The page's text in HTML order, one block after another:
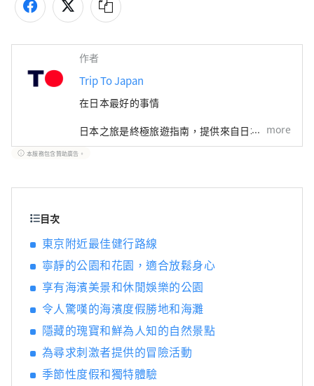
作者
Trip To Japan
在日本最好的事情
日本之旅是終極旅遊指南，提供來自日本各地的
數千張可預訂門票和體驗。從東京充滿活力的城
市生活到北海道的寧靜風景和沖繩的熱帶海灘，
遊景點、當地美食、購物、住宿和實用旅遊技巧
都歷史悠久的寺廟、品嚐大阪美食，還是在沖繩
美麗的海灘上放鬆身心，日本之旅都能保證您獲
得無縫且難忘的旅行。透過日本之旅輕鬆便捷地
探索日本的美麗和多樣性。
more
本服務包含贊助廣告。
目次
東京附近最佳健行路線
寧靜的公園和花園，適合放鬆身心
享有海濱美景和休閒娛樂的公園
令人驚嘆的海濱度假勝地和海灘
隱藏的瑰寶和鮮為人知的自然景點
為尋求刺激者提供的冒險活動
季節性度假和獨特體驗